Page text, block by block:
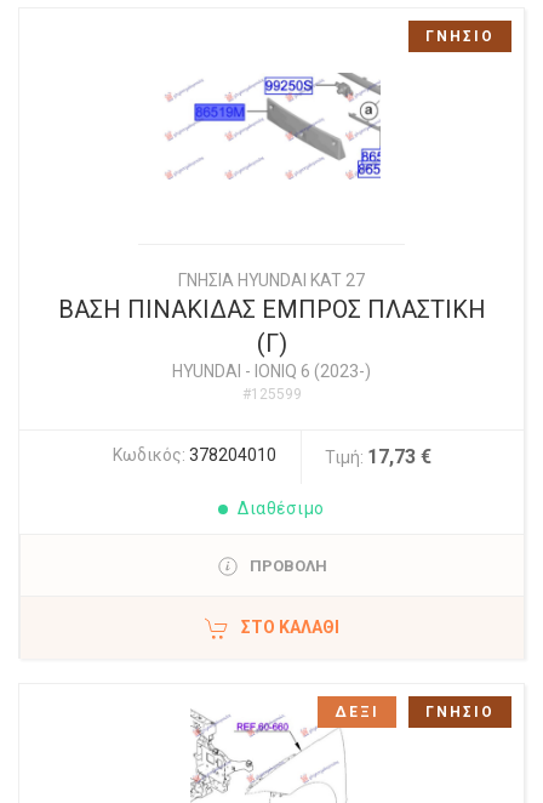
ΓΝΗΣΙΑ HYUNDAI KAT 27
ΒΑΣΗ ΠΙΝΑΚΙΔΑΣ ΕΜΠΡΟΣ ΠΛΑΣΤΙΚΗ
(Γ)
HYUNDAI - IONIQ 6 (2023-)
#125599
Κωδικός: 378204010 Τιμή: 17,73 €
Διαθέσιμο
ΠΡΟΒΟΛΗ
ΣΤΟ ΚΑΛΆΘΙ
ΓΝΗΣΙΟ
ΔΕΞΙ ΓΝΗΣΙΟ